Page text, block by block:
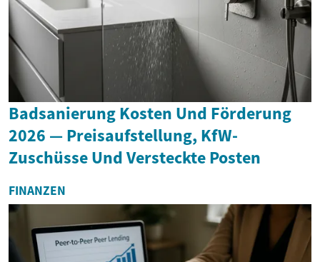
Badsanierung Kosten Und Förderung
2026 — Preisaufstellung, KfW-
Zuschüsse Und Versteckte Posten
FINANZEN